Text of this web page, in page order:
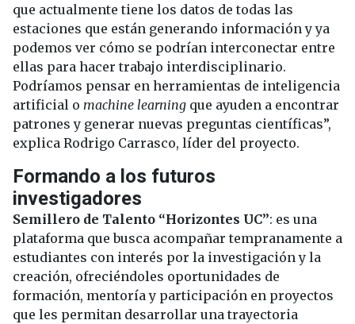
que actualmente tiene los datos de todas las
estaciones que están generando información y ya
podemos ver cómo se podrían interconectar entre
ellas para hacer trabajo interdisciplinario.
Podríamos pensar en herramientas de inteligencia
artificial o machine learning que ayuden a encontrar
patrones y generar nuevas preguntas científicas”,
explica Rodrigo Carrasco, líder del proyecto.
Formando a los futuros
investigadores
Semillero de Talento “Horizontes UC”: es una
plataforma que busca acompañar tempranamente a
estudiantes con interés por la investigación y la
creación, ofreciéndoles oportunidades de
formación, mentoría y participación en proyectos
que les permitan desarrollar una trayectoria